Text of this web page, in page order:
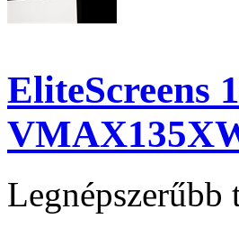
EliteScreens
Legnépszerűbb